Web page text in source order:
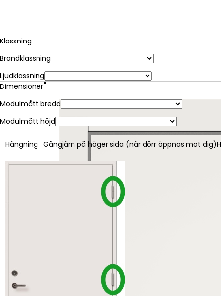
Klassning
Brandklassning
Ljudklassning
Dimensioner
Modulmått bredd
Modulmått höjd
Hängning Gångjärn på höger sida (när dörr öppnas mot dig)